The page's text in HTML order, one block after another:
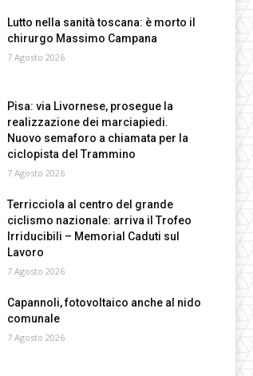
Lutto nella sanità toscana: è morto il
chirurgo Massimo Campana
7 Agosto 2026
Pisa: via Livornese, prosegue la
realizzazione dei marciapiedi.
Nuovo semaforo a chiamata per la
ciclopista del Trammino
7 Agosto 2026
Terricciola al centro del grande
ciclismo nazionale: arriva il Trofeo
Irriducibili – Memorial Caduti sul
Lavoro
7 Agosto 2026
Capannoli, fotovoltaico anche al nido
comunale
7 Agosto 2026